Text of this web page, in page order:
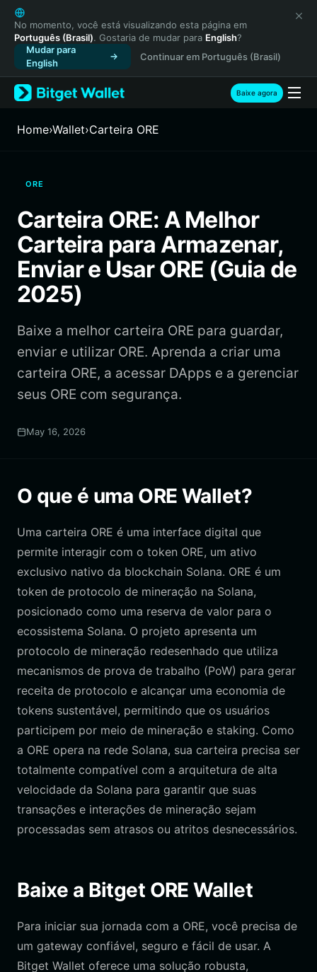
English
日本語
Tiếng Việt
Русский
Español (Latinoamérica)
Türkçe
Français
繁體中文
Bahasa Indonesia
ภาษาไทย
हिन्दी
Español
Português (Brasil)
No momento, você está visualizando esta página em
Português (Brasil). Gostaria de mudar para English?
Mudar para
English
Continuar em Português (Brasil)
Baixe agora
Home›Wallet›Carteira ORE
ORE
Carteira ORE: A Melhor
Carteira para Armazenar,
Enviar e Usar ORE (Guia de
2025)
Baixe a melhor carteira ORE para guardar,
enviar e utilizar ORE. Aprenda a criar uma
carteira ORE, a acessar DApps e a gerenciar
seus ORE com segurança.
May 16, 2026
O que é uma ORE Wallet?
Uma carteira ORE é uma interface digital que
permite interagir com o token ORE, um ativo
exclusivo nativo da blockchain Solana. ORE é um
token de protocolo de mineração na Solana,
posicionado como uma reserva de valor para o
ecossistema Solana. O projeto apresenta um
protocolo de mineração redesenhado que utiliza
mecanismos de prova de trabalho (PoW) para gerar
receita de protocolo e alcançar uma economia de
tokens sustentável, permitindo que os usuários
participem por meio de mineração e staking. Como
a ORE opera na rede Solana, sua carteira precisa ser
totalmente compatível com a arquitetura de alta
velocidade da Solana para garantir que suas
transações e interações de mineração sejam
processadas sem atrasos ou atritos desnecessários.
Baixe a Bitget ORE Wallet
Para iniciar sua jornada com a ORE, você precisa de
um gateway confiável, seguro e fácil de usar. A
Bitget Wallet oferece uma solução robusta,